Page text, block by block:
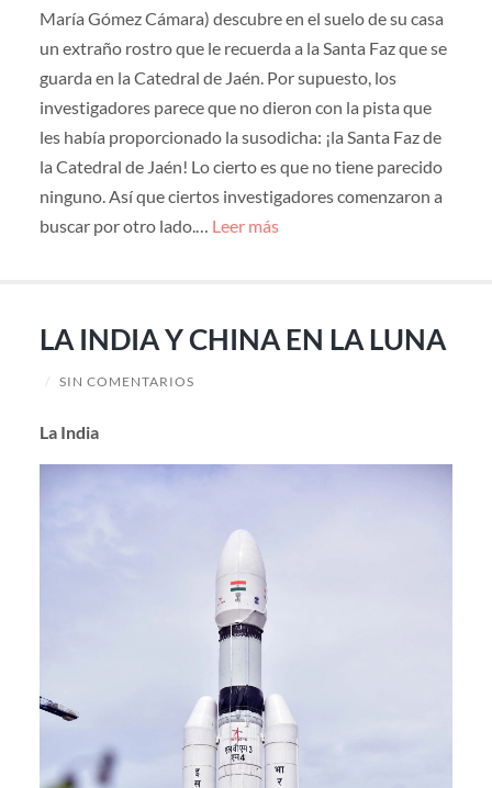
María Gómez Cámara) descubre en el suelo de su casa
un extraño rostro que le recuerda a la Santa Faz que se
guarda en la Catedral de Jaén. Por supuesto, los
investigadores parece que no dieron con la pista que
les había proporcionado la susodicha: ¡la Santa Faz de
la Catedral de Jaén! Lo cierto es que no tiene parecido
ninguno. Así que ciertos investigadores comenzaron a
buscar por otro lado.… Leer más
LA INDIA Y CHINA EN LA LUNA
/ SIN COMENTARIOS
La India